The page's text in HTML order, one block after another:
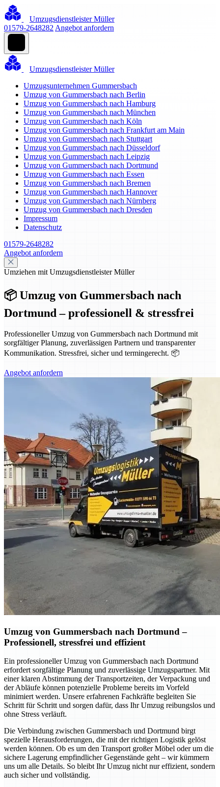
Umzugsdienstleister Müller
01579-2648282 Angebot anfordern
Umzugsdienstleister Müller
Umzugsunternehmen Gummersbach
Umzug von Gummersbach nach Berlin
Umzug von Gummersbach nach Hamburg
Umzug von Gummersbach nach München
Umzug von Gummersbach nach Köln
Umzug von Gummersbach nach Frankfurt am Main
Umzug von Gummersbach nach Stuttgart
Umzug von Gummersbach nach Düsseldorf
Umzug von Gummersbach nach Leipzig
Umzug von Gummersbach nach Dortmund
Umzug von Gummersbach nach Essen
Umzug von Gummersbach nach Bremen
Umzug von Gummersbach nach Hannover
Umzug von Gummersbach nach Nürnberg
Umzug von Gummersbach nach Dresden
Impressum
Datenschutz
01579-2648282
Angebot anfordern
Umziehen mit Umzugsdienstleister Müller
📦 Umzug von Gummersbach nach
Dortmund – professionell & stressfrei
Professioneller Umzug von Gummersbach nach Dortmund mit
sorgfältiger Planung, zuverlässigen Partnern und transparenter
Kommunikation. Stressfrei, sicher und termingerecht. 📦
Angebot anfordern
Umzug von Gummersbach nach Dortmund –
Professionell, stressfrei und effizient
Ein professioneller Umzug von Gummersbach nach Dortmund
erfordert sorgfältige Planung und zuverlässige Umzugspartner. Mit
einer klaren Abstimmung der Transportzeiten, der Verpackung und
der Abläufe können potenzielle Probleme bereits im Vorfeld
minimiert werden. Unsere erfahrenen Fachkräfte begleiten Sie
Schritt für Schritt und sorgen dafür, dass Ihr Umzug reibungslos und
ohne Stress verläuft.
Die Verbindung zwischen Gummersbach und Dortmund birgt
spezielle Herausforderungen, die mit der richtigen Logistik gelöst
werden können. Ob es um den Transport großer Möbel oder um die
sichere Lagerung empfindlicher Gegenstände geht – wir kümmern
uns um alle Details. So bleibt Ihr Umzug nicht nur effizient, sondern
auch sicher und vollständig.